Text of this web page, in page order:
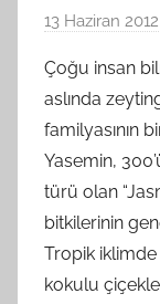
13 Haziran 2012
Çoğu insan
aslında
familyasının
Yasemin,
türü olan
bitkilerinin
Tropik
kokulu